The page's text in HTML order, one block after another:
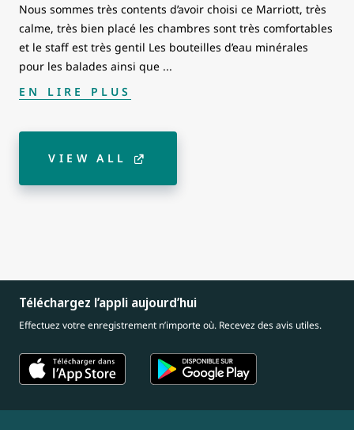
Nous sommes très contents d’avoir choisi ce Marriott, très
calme, très bien placé les chambres sont très comfortables
et le staff est très gentil Les bouteilles d’eau minérales
pour les balades ainsi que ...
EN LIRE PLUS
VIEW ALL
Téléchargez l’appli aujourd’hui
Effectuez votre enregistrement n’importe où. Recevez des avis utiles.